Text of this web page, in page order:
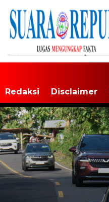
Redaksi Disclaimer